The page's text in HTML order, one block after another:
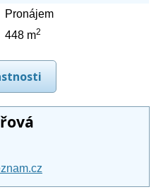
Pronájem
448 m2